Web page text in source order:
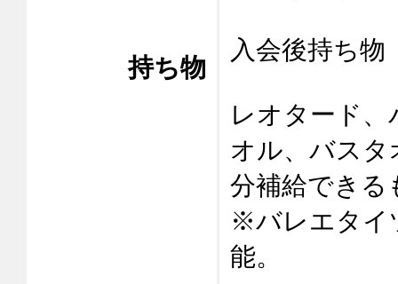
持ち物
入会後持ち物
レオタード
オル、バス
分補給できる
※バレエタイ
能。